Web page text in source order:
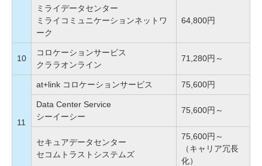
ミライデータセンター
ミライコミュニケーションネットワ
ーク
64,800円
10
コロケーションサービス
クララオンライン
71,280円～
11
at+link コロケーションサービス 75,600円
Data Center Service
シーイーシー
75,600円～
セキュアデータセンター
セコムトラストシステムズ
75,600円～
（キャリア冗長
化）